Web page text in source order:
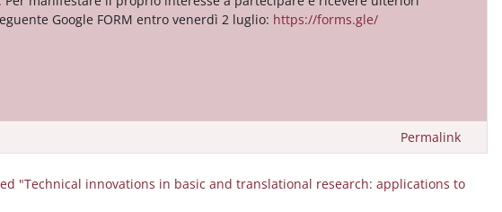
Google FORM entro venerdì 2 luglio: https://forms.gle/
Permalink
"Technical innovations in basic and translational research: applications to